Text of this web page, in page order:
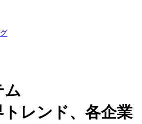
ム
レンド、各企業